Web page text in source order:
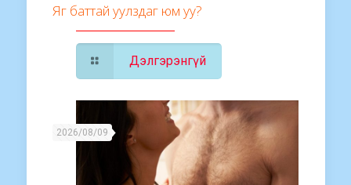
Яг баттай уулздаг юм уу?
Дэлгэрэнгүй
2026/08/09